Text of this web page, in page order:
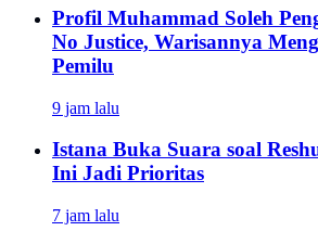
Profil Muhammad Soleh
No Justice, Warisannya
Pemilu
9 jam lalu
Istana Buka Suara soal
Ini Jadi Prioritas
7 jam lalu